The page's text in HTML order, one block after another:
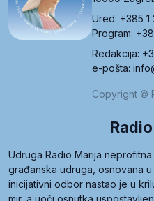
Ured: +385 1
Program:
Redakcija:
e-pošta:
Copyright ©
Udruga Radio Marija
građanska udruga, osnovana
inicijativni odbor nastao je u
mir, a uoči osnutka